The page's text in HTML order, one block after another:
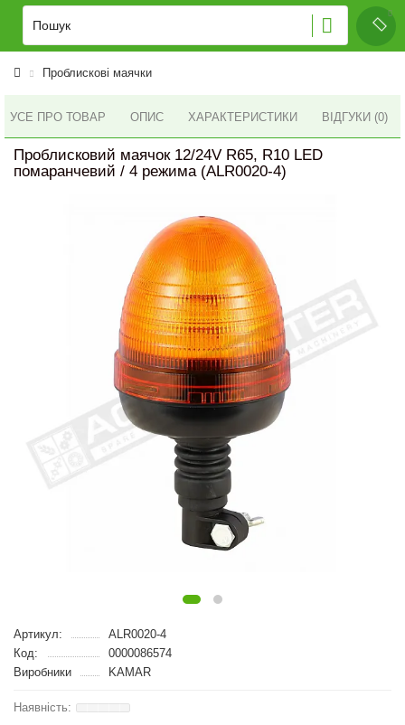
Проблискові маячки
УСЕ ПРО ТОВАР ОПИС ХАРАКТЕРИСТИКИ ВІДГУКИ (0)
Проблисковий маячок 12/24V R65, R10 LED
помаранчевий / 4 режима (ALR0020-4)
Артикул:
ALR0020-4
Код:
0000086574
Виробники
KAMAR